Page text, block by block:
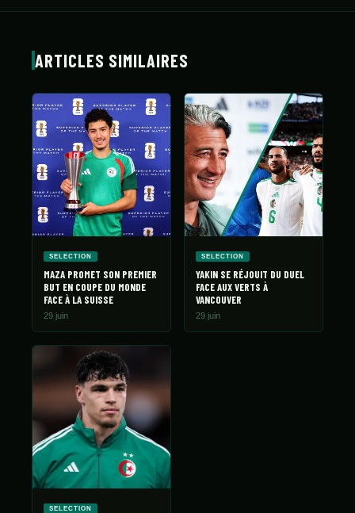
ARTICLES SIMILAIRES
SELECTION
MAZA PROMET SON PREMIER
BUT EN COUPE DU MONDE
FACE À LA SUISSE
29 juin
SELECTION
YAKIN SE RÉJOUIT DU DUEL
FACE AUX VERTS À
VANCOUVER
29 juin
SELECTION